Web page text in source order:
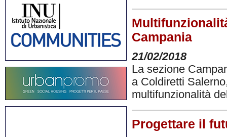
Campania
21/02/2018
La sezione
a Coldiretti
multifunzionalità
Progettare il